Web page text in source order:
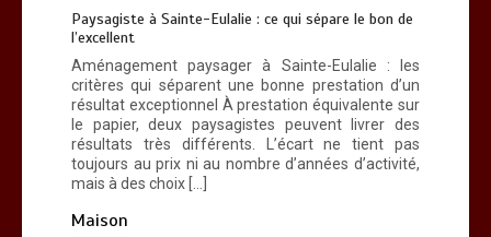
Paysagiste à Sainte-Eulalie : ce qui sépare le bon de
l’excellent
Aménagement paysager à Sainte-Eulalie : les
critères qui séparent une bonne prestation d’un
résultat exceptionnel À prestation équivalente sur
le papier, deux paysagistes peuvent livrer des
résultats très différents. L’écart ne tient pas
toujours au prix ni au nombre d’années d’activité,
mais à des choix […]
Maison